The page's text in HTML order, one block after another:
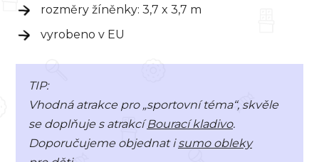
rozměry žíněnky: 3,7 x 3,7 m
vyrobeno v EU
TIP:
Vhodná atrakce pro „sportovní téma“, skvěle
se doplňuje s atrakcíBourací kladivo.
Doporučujeme objednat isumo obleky